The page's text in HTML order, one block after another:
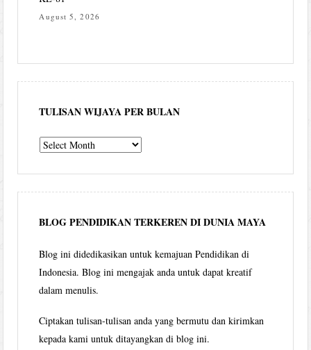
August 5, 2026
TULISAN WIJAYA PER BULAN
Tulisan
per
bulan
BLOG PENDIDIKAN TERKEREN DI DUNIA MAYA
Blog ini didedikasikan untuk kemajuan Pendidikan di
Indonesia. Blog ini mengajak anda untuk dapat kreatif
dalam menulis.
Ciptakan tulisan-tulisan anda yang bermutu dan kirimkan
kepada kami untuk ditayangkan di blog ini.